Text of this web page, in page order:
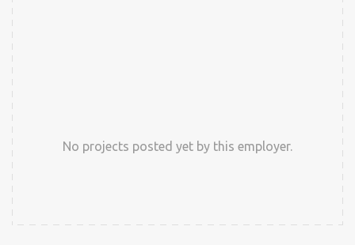
No projects posted yet by this employer.